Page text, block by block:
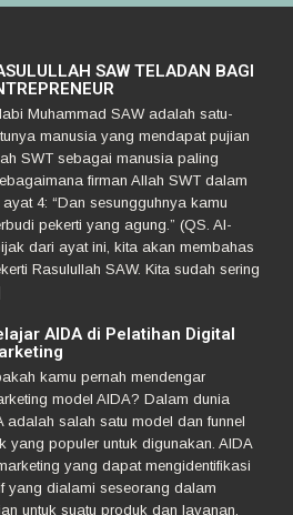
SAW TELADAN BAGI
Muhammad SAW adalah satu-
manusia yang mendapat pujian
SWT sebagai manusia paling
firman Allah SWT dalam
4: “Dan sesungguhnya kamu
pekerti yang agung.” (QS. Al-
dari ayat ini, kita akan membahas
Rasulullah SAW. Kita sudah sering
AIDA di Pelatihan Digital
kamu pernah mendengar
model AIDA? Dalam dunia
adalah salah satu model dan funnel
yang populer untuk digunakan. AIDA
yang dapat mengidentifikasi
yang dialami seseorang dalam
untuk suatu produk dan layanan.